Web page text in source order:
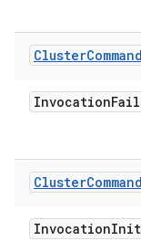
ClusterCommand
Invocation
ClusterCommand
Invocation